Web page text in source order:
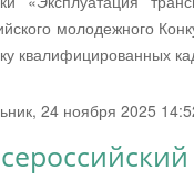
молодежного
квалифицированных
24 ноября 2025